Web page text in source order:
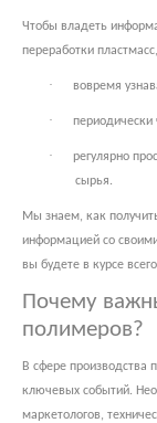
Чтобы владеть
переработки
· вовремя
· периодически
·
регулярно
сырья.
Мы знаем, как
информацией со
вы будете в курсе
Почему
полимеров?
В сфере производства
ключевых событий.
маркетологов,